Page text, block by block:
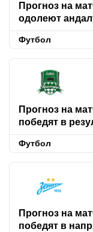
Прогноз на
одолеют
Футбол
Прогноз на
победят в
Футбол
Прогноз на
победят в